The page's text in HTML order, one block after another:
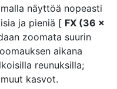
näyttöä nopeasti
ja pieniä [ FX (36 ×
zoomata suurin
aikana
reunuksilla;
kasvot.